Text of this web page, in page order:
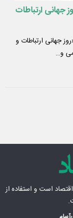
جهانی ارتباطات
جهانی ارتباطات و
و…
است و استفاده از